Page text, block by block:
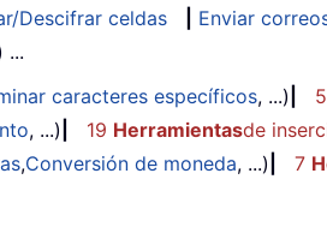
Descifrar celdas
Enviar
...
caracteres específicos, ...)
, ...) 19 Herramientasde
,Conversión de moneda, ...) 7